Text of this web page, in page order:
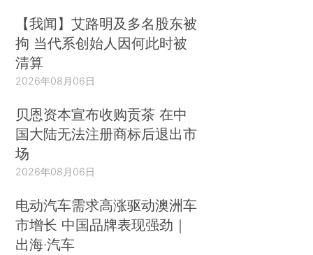
【我闻】艾路明及多名股东被
拘 当代系创始人因何此时被
清算
2026年08月06日
贝恩资本宣布收购贡茶 在中
国大陆无法注册商标后退出市
场
2026年08月06日
电动汽车需求高涨驱动澳洲车
市增长 中国品牌表现强劲｜
出海·汽车